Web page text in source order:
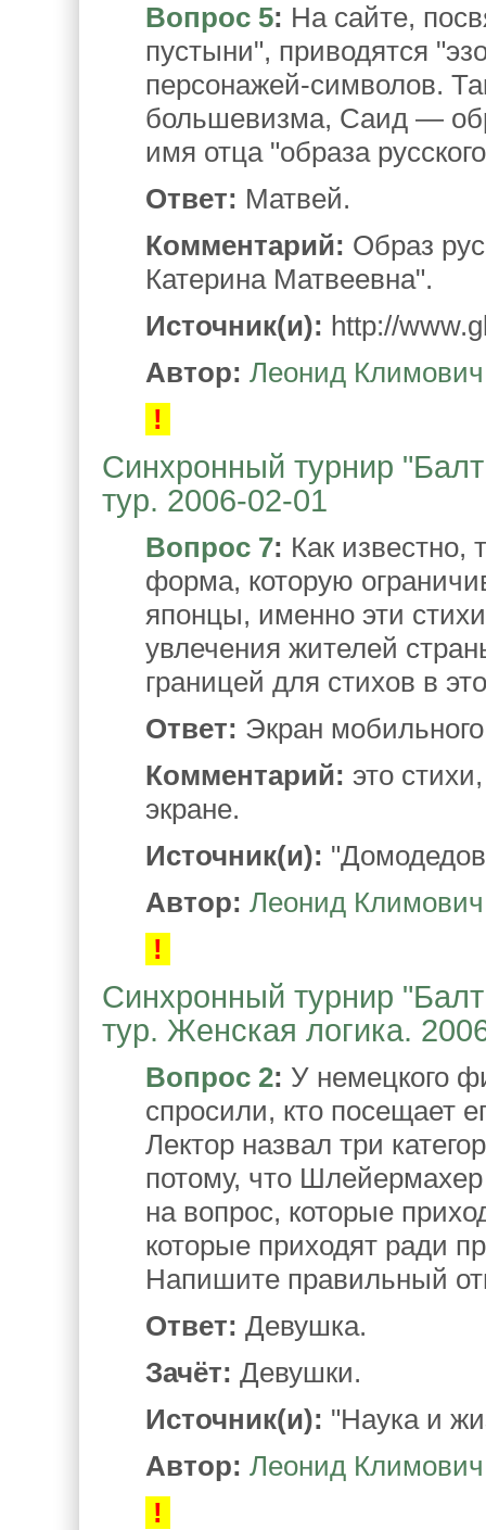
Вопрос 5: На сайте,
пустыни", приводятся
персонажей-символов.
большевизма, Саид —
имя отца "образа
Ответ: Матвей.
Комментарий: Образ
Катерина Матвеевна".
Источник(и): http://
Автор: Леонид Климович
!
Синхронный турнир
тур. 2006-02-01
Вопрос 7: Как известно,
форма, которую
японцы, именно эти
увлечения жителей
границей для стихов в
Ответ: Экран
Комментарий: это
экране.
Источник(и):
Автор: Леонид Климович
!
Синхронный турнир
тур. Женская логика.
Вопрос 2: У немецкого
спросили, кто посещает
Лектор назвал три
потому, что
на вопрос, которые
которые приходят ради
Напишите правильный
Ответ: Девушка.
Зачёт: Девушки.
Источник(и): "Наука и
Автор: Леонид Климович
!